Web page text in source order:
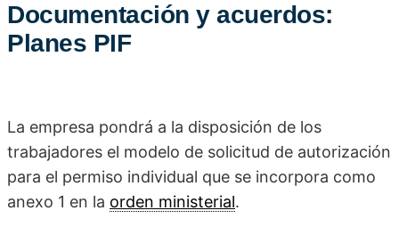
Documentación y acuerdos:
Planes PIF
La empresa pondrá a la disposición de los
trabajadores el modelo de solicitud de autorización
para el permiso individual que se incorpora como
anexo 1 en la orden ministerial.